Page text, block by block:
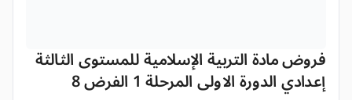
فروض مادة التربية الإسلامية للمستوى الثالثة
إعدادي الدورة الاولى المرحلة 1 الفرض 8